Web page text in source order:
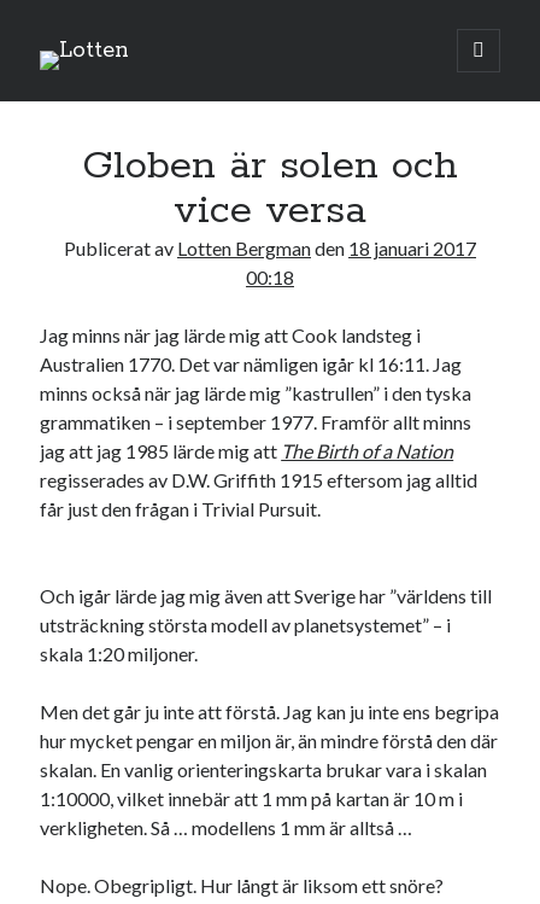
Lotten
öppna
primär
Sidopanel
T O T L S
1
2 3 4 5 6 7 8
14 15
16 17 18 19 20 21 22
23 24 25 26 27 28 29
30 31
« dec feb »
Kategorier
Globen är solen och
vice versa
Publicerat av Lotten Bergmanden 18 januari 2017
00:18
Jag minns när jag lärde mig att Cook landsteg i
Australien 1770. Det var nämligen igår kl 16:11. Jag
minns också när jag lärde mig ”kastrullen” i den tyska
grammatiken – i september 1977. Framför allt minns
jag att jag 1985 lärde mig att The Birth of a Nation
regisserades av D.W. Griffith 1915 eftersom jag alltid
får just den frågan i Trivial Pursuit.
Och igår lärde jag mig även att Sverige har ”världens till
utsträckning största modell av planetsystemet” – i
skala 1:20 miljoner.
Men det går ju inte att förstå. Jag kan ju inte ens begripa
hur mycket pengar en miljon är, än mindre förstå den där
skalan. En vanlig orienteringskarta brukar vara i skalan
1:10000, vilket innebär att 1 mm på kartan är 10 m i
verkligheten. Så … modellens 1 mm är alltså …
Nope. Obegripligt. Hur långt är liksom ett snöre?